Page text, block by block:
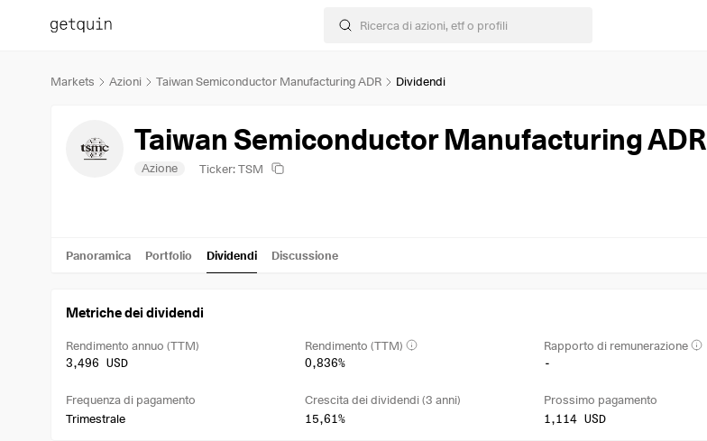
Markets Azioni Taiwan Semiconductor Manufacturing ADR Dividendi
Taiwan Semiconductor Manufacturing ADR
Azione Ticker: TSM
Panoramica Portfolio Dividendi Discussione
Metriche dei dividendi
Rendimento annuo (TTM)
3,496 USD
Rendimento (TTM)
0,836%
Rapporto di remunerazione
-
Frequenza di pagamento
Trimestrale
Crescita dei dividendi (3 anni)
15,61%
Prossimo pagamento
1,114 USD